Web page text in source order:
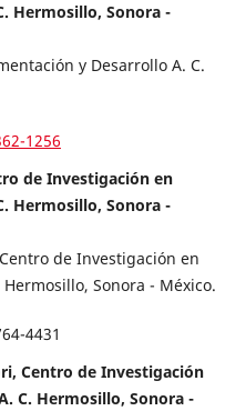
Hermosillo, Sonora -
y Desarrollo A. C.
1256
de Investigación en
Hermosillo, Sonora -
de Investigación en
Sonora - México.
4431
Centro de Investigación
C. Hermosillo, Sonora -